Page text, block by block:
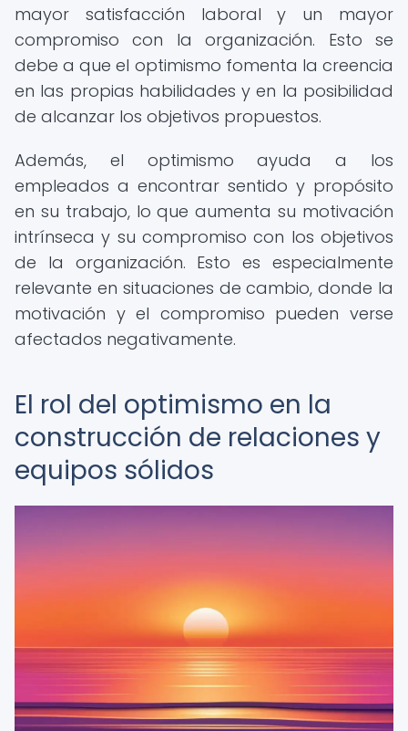
mayor satisfacción laboral y un mayor
compromiso con la organización. Esto se
debe a que el optimismo fomenta la creencia
en las propias habilidades y en la posibilidad
de alcanzar los objetivos propuestos.
Además, el optimismo ayuda a los
empleados a encontrar sentido y propósito
en su trabajo, lo que aumenta su motivación
intrínseca y su compromiso con los objetivos
de la organización. Esto es especialmente
relevante en situaciones de cambio, donde la
motivación y el compromiso pueden verse
afectados negativamente.
El rol del optimismo en la
construcción de relaciones y
equipos sólidos